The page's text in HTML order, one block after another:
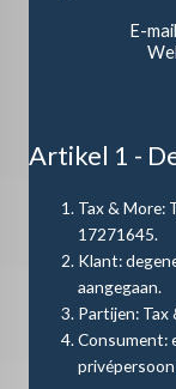
E-
Artikel 1 -
Tax & More:
17271645.
Klant:
aangegaan.
Partijen: Tax
Consument: